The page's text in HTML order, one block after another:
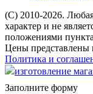
(C) 2010-2026.
характер и не
положениями
Цены представлены
Политика и
изготовление
Заполните форму